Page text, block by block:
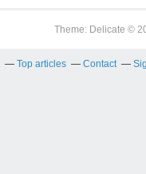
Theme: Delicate ©
Top articles Contact